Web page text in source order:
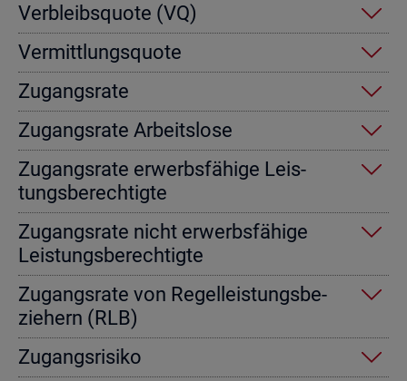
Ver­bleibs­quo­te (VQ)
Ver­mitt­lungs­quo­te
Zu­gangs­ra­te
Zu­gangs­ra­te Ar­beits­lo­se
Zu­gangs­ra­te er­werbs­fä­hi­ge Leis­
tungs­be­rech­tig­te
Zu­gangs­ra­te nicht er­werbs­fä­hi­ge
Leis­tungs­be­rech­tig­te
Zu­gangs­ra­te von Re­gel­leis­tungs­be­
zie­hern (RLB)
Zu­gangs­ri­si­ko